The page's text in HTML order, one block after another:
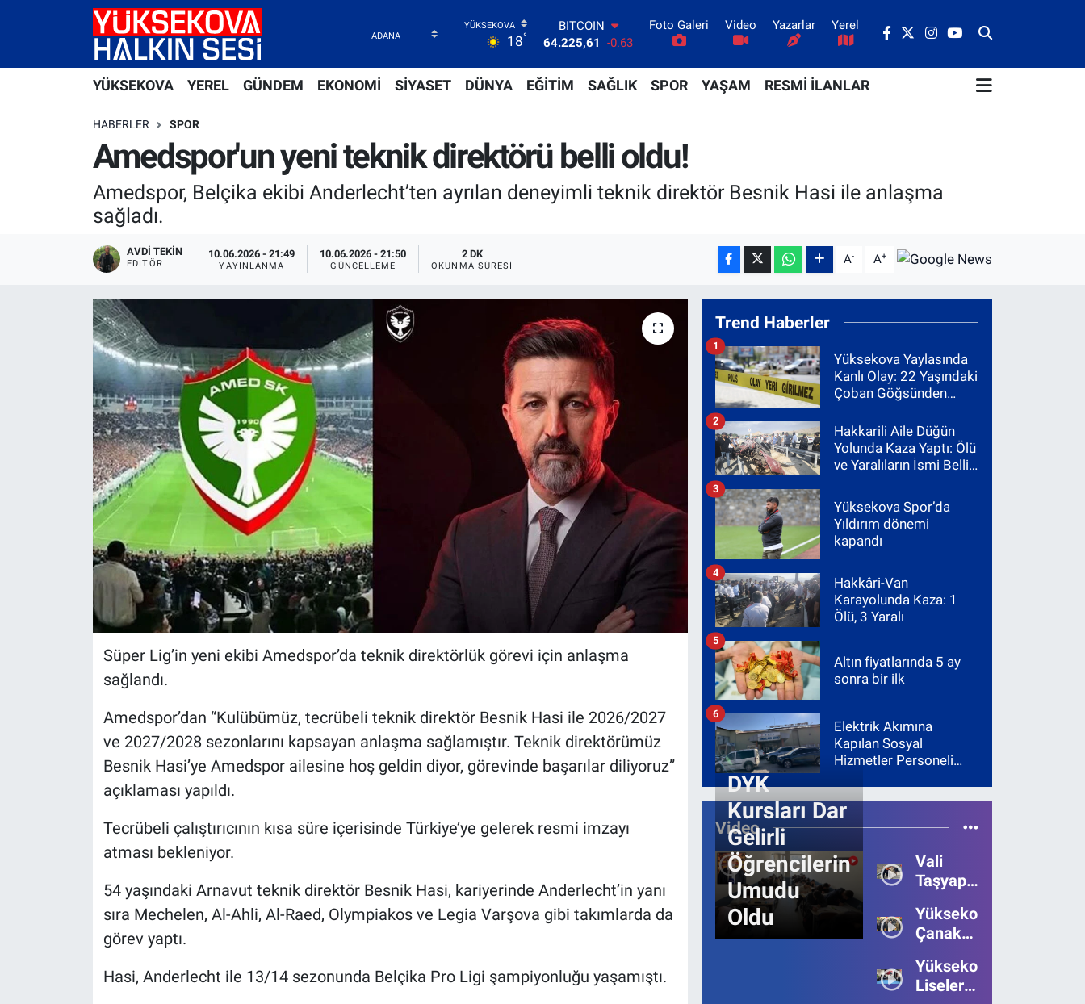
18°
DOLAR
47,7143
0.16
55,0317 -0.02
6510.40 0.45
BİST100
13.799
70
Foto Galeri Video Yazarlar Yerel
YÜKSEKOVA YEREL GÜNDEM EKONOMİ SİYASET DÜNYA EĞİTİM SAĞLIK SPOR YAŞAM RESMİ İLANLAR
HABERLER SPOR
Amedspor'un yeni teknik direktörü belli oldu!
Amedspor, Belçika ekibi Anderlecht’ten ayrılan deneyimli teknik direktör Besnik Hasi ile anlaşma
sağladı.
AVDI TEKIN
EDITÖR
10.06.2026 - 21:49
YAYINLANMA
10.06.2026 - 21:50
GÜNCELLEME
2 DK
OKUNMA SÜRESI A- A+
Süper Lig’in yeni ekibi Amedspor’da teknik direktörlük görevi için anlaşma
sağlandı.
Amedspor’dan “Kulübümüz, tecrübeli teknik direktör Besnik Hasi ile 2026/2027
ve 2027/2028 sezonlarını kapsayan anlaşma sağlamıştır. Teknik direktörümüz
Besnik Hasi’ye Amedspor ailesine hoş geldin diyor, görevinde başarılar diliyoruz”
açıklaması yapıldı.
Tecrübeli çalıştırıcının kısa süre içerisinde Türkiye’ye gelerek resmi imzayı
atması bekleniyor.
54 yaşındaki Arnavut teknik direktör Besnik Hasi, kariyerinde Anderlecht’in yanı
sıra Mechelen, Al-Ahli, Al-Raed, Olympiakos ve Legia Varşova gibi takımlarda da
görev yaptı.
Hasi, Anderlecht ile 13/14 sezonunda Belçika Pro Ligi şampiyonluğu yaşamıştı.
Trend Haberler
Yüksekova Yaylasında
Kanlı Olay: 22 Yaşındaki
Çoban Göğsünden
1
Hakkarili Aile Düğün
Yolunda Kaza Yaptı: Ölü
ve Yaralıların İsmi Belli
2
Yüksekova Spor’da
Yıldırım dönemi
kapandı
3
Hakkâri-Van
Karayolunda Kaza: 1
Ölü, 3 Yaralı
4
Altın fiyatlarında 5 ay
sonra bir ilk
5
Elektrik Akımına
Kapılan Sosyal
Hizmetler Personeli
6
Video
DYK
Kursları Dar
Gelirli
Öğrencilerin
Umudu
Oldu
Vali
Taşyapan,
Bölgesinde
İncelemelerde
Bulundu
Yüksekova’da
Çanakkale
111.Yılı
Kutlandı
Yüksekova’da
Liseler
Yüksekova Nöbetçi Eczaneler
Yüksekova Trafik Yoğunluk Haritası
Süper Lig Puan Durumu ve Fikstür
Tüm Manşetler
Son Dakika Haberleri
Haber Arşivi